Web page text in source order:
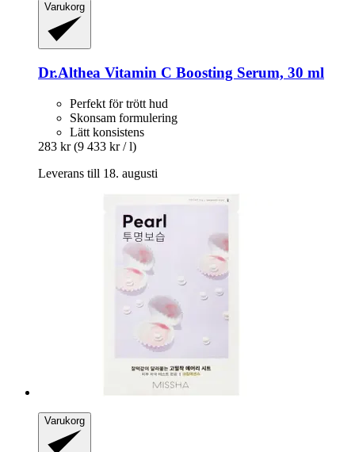
Varukorg
Dr.Althea Vitamin C Boosting Serum, 30 ml
Perfekt för trött hud
Skonsam formulering
Lätt konsistens
283 kr (9 433 kr / l)
Leverans till 18. augusti
Varukorg